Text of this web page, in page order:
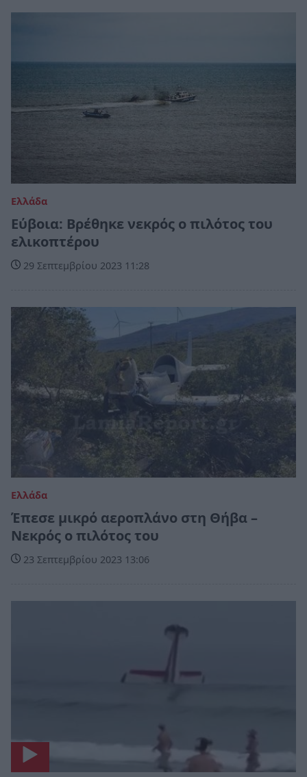
Ελλάδα
Εύβοια: Βρέθηκε νεκρός ο πιλότος του
ελικοπτέρου
29 Σεπτεμβρίου 2023 11:28
Ελλάδα
Έπεσε μικρό αεροπλάνο στη Θήβα –
Νεκρός ο πιλότος του
23 Σεπτεμβρίου 2023 13:06